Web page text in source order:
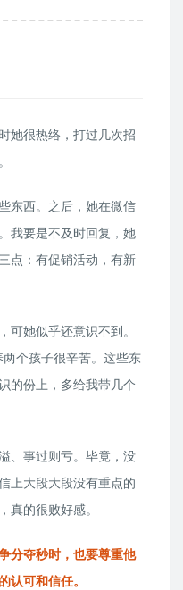
她很热络，打过几次招
东西。之后，她在微信
我要是不及时回复，她
点：有促销活动，有新
可她似乎还意识不到。
个孩子很辛苦。这些东
的份上，多给我带几个
、事过则亏。毕竟，没
上大段大段没有重点的
真的很败好感。
分夺秒时，也要尊重他
认可和信任。